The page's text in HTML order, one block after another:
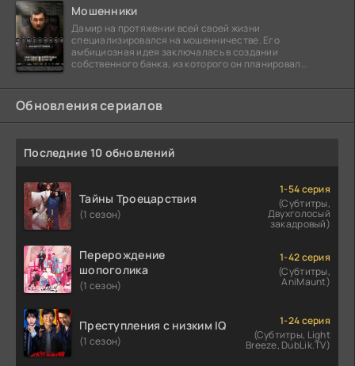
Мошенники
Дамир на протяжении всей своей жизни
специализировался на мошенничестве. Его
амбициозная идея заключалась в создании
собственного банка, из которого он планировал
Обновления сериалов
Последние 10 обновлений
Тайны Троецарствия
(1 сезон)
1-54 серия
(Субтитры,
Двухголосый
закадровый)
Перерождение
шопоголика
(1 сезон)
1-42 серия
(Субтитры,
AniMaunt)
Преступления с низким IQ
(1 сезон)
1-24 серия
(Субтитры, Light
Breeze, DubLik.TV)